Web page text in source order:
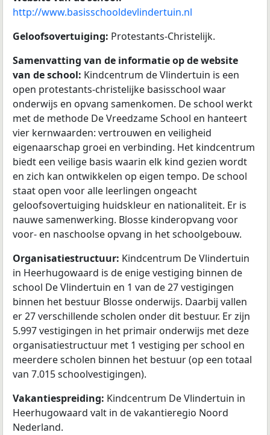
http://www.basisschooldevlindertuin.nl
Geloofsovertuiging: Protestants-Christelijk.
Samenvatting van de informatie op de website
van de school: Kindcentrum de Vlindertuin is een
open protestants-christelijke basisschool waar
onderwijs en opvang samenkomen. De school werkt
met de methode De Vreedzame School en hanteert
vier kernwaarden: vertrouwen en veiligheid
eigenaarschap groei en verbinding. Het kindcentrum
biedt een veilige basis waarin elk kind gezien wordt
en zich kan ontwikkelen op eigen tempo. De school
staat open voor alle leerlingen ongeacht
geloofsovertuiging huidskleur en nationaliteit. Er is
nauwe samenwerking. Blosse kinderopvang voor
voor- en naschoolse opvang in het schoolgebouw.
Organisatiestructuur: Kindcentrum De Vlindertuin
in Heerhugowaard is de enige vestiging binnen de
school De Vlindertuin en 1 van de 27 vestigingen
binnen het bestuur Blosse onderwijs. Daarbij vallen
er 27 verschillende scholen onder dit bestuur. Er zijn
5.997 vestigingen in het primair onderwijs met deze
organisatiestructuur met 1 vestiging per school en
meerdere scholen binnen het bestuur (op een totaal
van 7.015 schoolvestigingen).
Vakantiespreiding: Kindcentrum De Vlindertuin in
Heerhugowaard valt in de vakantieregio Noord
Nederland.